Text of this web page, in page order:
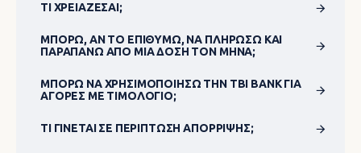
ΤΙ ΧΡΕΙΆΖΕΣΑΙ;
ΜΠΟΡΏ, ΑΝ ΤΟ ΕΠΙΘΥΜΏ, ΝΑ ΠΛΗΡΏΣΩ ΚΑΙ
ΠΑΡΑΠΆΝΩ ΑΠΌ ΜΊΑ ΔΌΣΗ ΤΟΝ ΜΉΝΑ;
ΜΠΟΡΏ ΝΑ ΧΡΗΣΙΜΟΠΟΊΗΣΩ ΤΗΝ TBI BANK ΓΙΑ
ΑΓΟΡΈΣ ΜΕ ΤΙΜΟΛΌΓΙΟ;
ΤΙ ΓΊΝΕΤΑΙ ΣΕ ΠΕΡΊΠΤΩΣΗ ΑΠΌΡΡΙΨΗΣ;